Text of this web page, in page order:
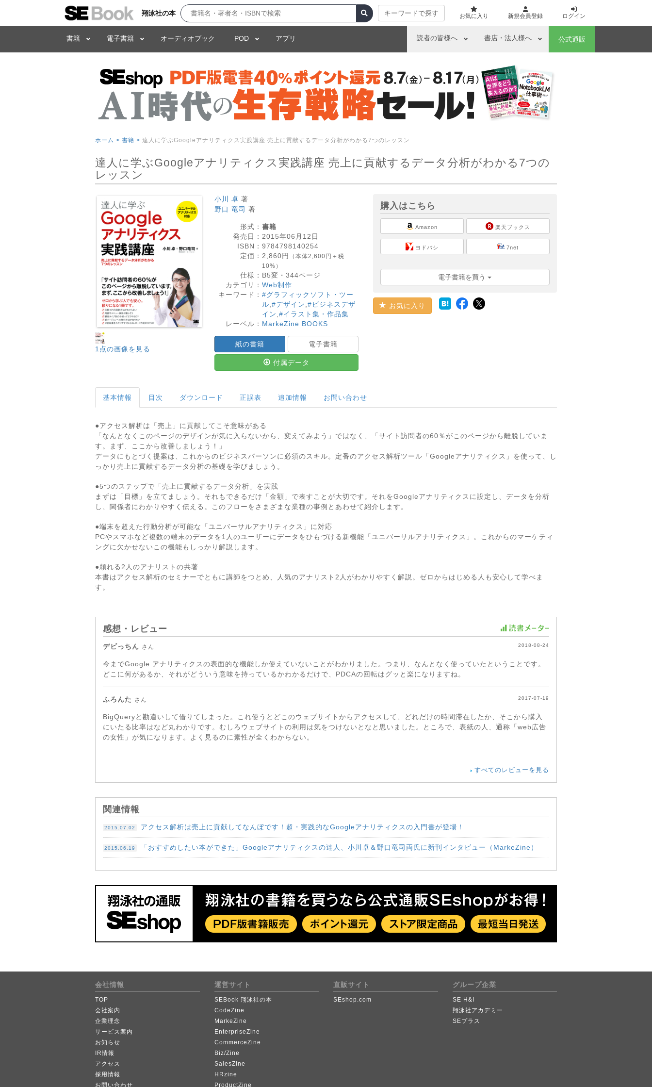
翔泳社の本 キーワードで探す お気に入り 新規会員登録 ログイン
書籍 電子書籍 オーディオブック POD アプリ 読者の皆様へ 書店・法人様へ 公式通販
ホーム > 書籍 > 達人に学ぶGoogleアナリティクス実践講座 売上に貢献するデータ分析がわかる7つのレッスン
達人に学ぶGoogleアナリティクス実践講座 売上に貢献するデータ分析がわかる7つの
レッスン
1点の画像を見る
小川 卓 著
野口 竜司 著
形式： 書籍
発売日： 2015年06月12日
ISBN： 9784798140254
定価： 2,860円
（本体2,600円＋税
10%）
仕様： B5変・ 344ページ
カテゴリ： Web制作
キーワード： #グラフィックソフト・ツー
ル #デザイン #ビジネスデザ
イン #イラスト集・作品集
レーベル： MarkeZine BOOKS
紙の書籍 電子書籍
付属データ
購入はこちら
Amazon
ヨドバシ
楽天ブックス
7net
電子書籍を買う
お気に入り
基本情報 目次 ダウンロード 正誤表 追加情報 お問い合わせ
●アクセス解析は「売上」に貢献してこそ意味がある
「なんとなくこのページのデザインが気に入らないから、変えてみよう」ではなく、「サイト訪問者の60％がこのページから離脱していま
す。まず、ここから改善しましょう！」
データにもとづく提案は、これからのビジネスパーソンに必須のスキル。定番のアクセス解析ツール「Googleアナリティクス」を使って、し
っかり売上に貢献するデータ分析の基礎を学びましょう。
●5つのステップで「売上に貢献するデータ分析」を実践
まずは「目標」を立てましょう。それもできるだけ「金額」で表すことが大切です。それをGoogleアナリティクスに設定し、データを分析
し、関係者にわかりやすく伝える。このフローをさまざまな業種の事例とあわせて紹介します。
●端末を超えた行動分析が可能な「ユニバーサルアナリティクス」に対応
PCやスマホなど複数の端末のデータを1人のユーザーにデータをひもづける新機能「ユニバーサルアナリティクス」。これからのマーケティ
ングに欠かせないこの機能もしっかり解説します。
●頼れる2人のアナリストの共著
本書はアクセス解析のセミナーでともに講師をつとめ、人気のアナリスト2人がわかりやすく解説。ゼロからはじめる人も安心して学べま
す。
感想・レビュー
デビっちん さん 2018-08-24
今までGoogle アナリティクスの表面的な機能しか使えていないことがわかりました。つまり、なんとなく使っていたということです。
どこに何があるか、それがどういう意味を持っているかわかるだけで、PDCAの回転はグッと楽になりますね。
ふろんた さん 2017-07-19
BigQueryと勘違いして借りてしまった。これ使うとどこのウェブサイトからアクセスして、どれだけの時間滞在したか、そこから購入
にいたる比率はなど丸わかりです。むしろウェブサイトの利用は気をつけないとなと思いました。ところで、表紙の人、通称「web広告
の女性」が気になります。よく見るのに素性が全くわからない。
すべてのレビューを見る
関連情報
2015.07.02 アクセス解析は売上に貢献してなんぼです！超・実践的なGoogleアナリティクスの入門書が登場！
2015.06.19 「おすすめしたい本ができた」Googleアナリティクスの達人、小川卓＆野口竜司両氏に新刊インタビュー（MarkeZine）
会社情報
TOP
会社案内
企業理念
サービス案内
お知らせ
IR情報
アクセス
採用情報
お問い合わせ
運営サイト
SEBook 翔泳社の本
CodeZine
MarkeZine
EnterpriseZine
CommerceZine
Biz/Zine
SalesZine
HRzine
ProductZine
直販サイト
SEshop.com
グループ企業
SE H&I
翔泳社アカデミー
SEプラス